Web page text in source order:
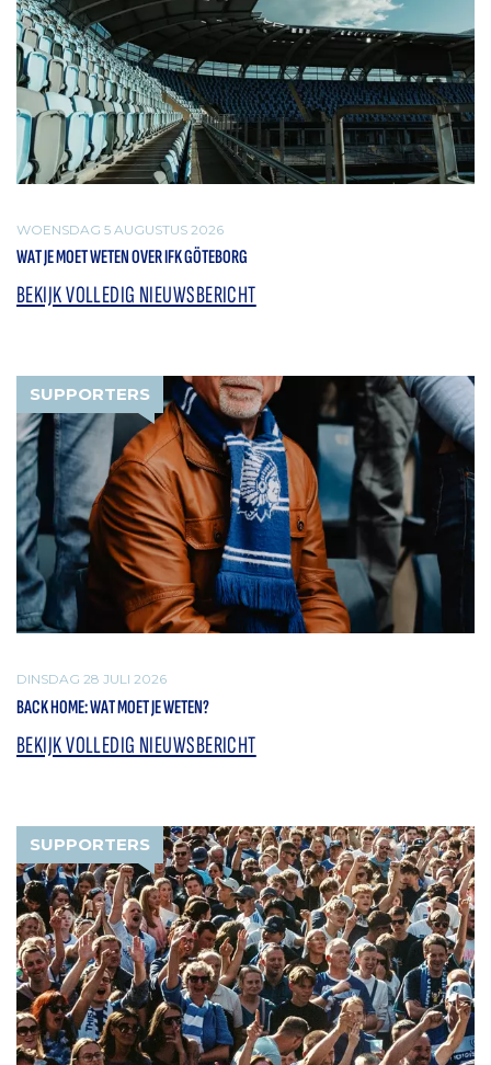
WOENSDAG 5 AUGUSTUS 2026
WAT JE MOET WETEN OVER IFK GÖTEBORG
BEKIJK VOLLEDIG NIEUWSBERICHT
SUPPORTERS
DINSDAG 28 JULI 2026
BACK HOME: WAT MOET JE WETEN?
BEKIJK VOLLEDIG NIEUWSBERICHT
SUPPORTERS